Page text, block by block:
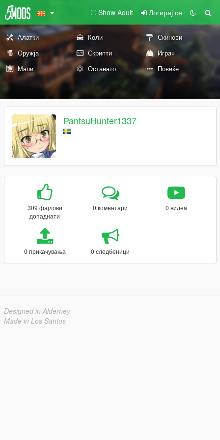
Show Adult Логирај се
Алатки Коли
Скинови
Оружја
Скрипти
Играч
Мапи
Останато Повеќе
PantsuHunter1337
309 фајлови
допаднати
0 коментари 0 видеа
0 прикачувања 0 следбеници
Designed in Alderney
Made in Los Santos